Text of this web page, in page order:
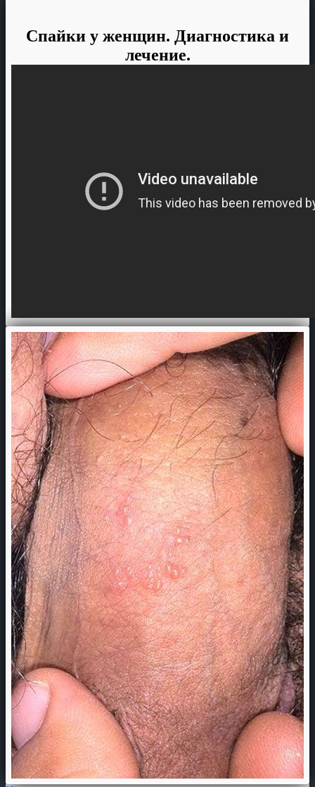
Спайки у женщин. Диагностика и
лечение.